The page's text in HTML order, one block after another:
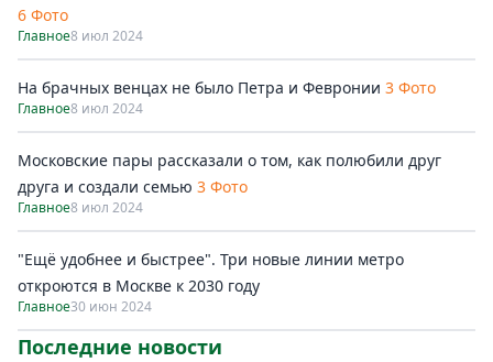
6 Фото
Главное8 июл 2024
На брачных венцах не было Петра и Февронии 3 Фото
Главное8 июл 2024
Московские пары рассказали о том, как полюбили друг
друга и создали семью 3 Фото
Главное8 июл 2024
"Ещё удобнее и быстрее". Три новые линии метро
откроются в Москве к 2030 году
Главное30 июн 2024
Последние новости